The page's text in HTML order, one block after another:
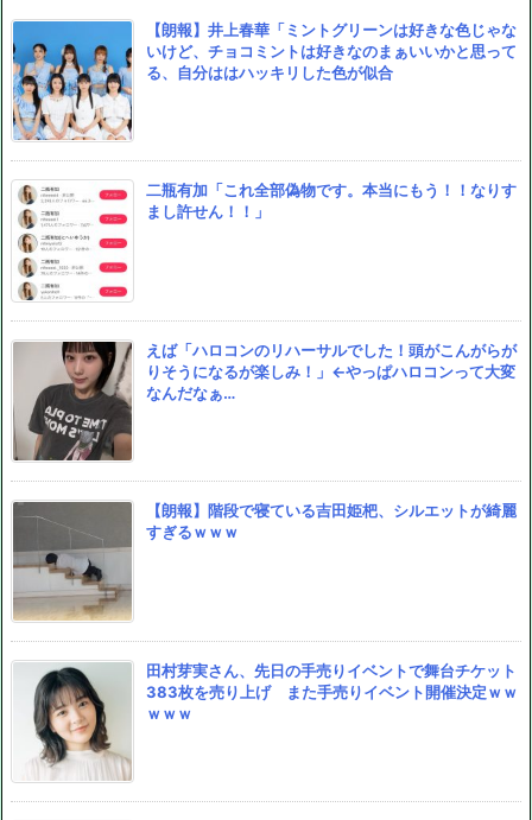
【朗報】井上春華「ミントグリーンは好きな色じゃな
いけど、チョコミントは好きなのまぁいいかと思って
る、自分ははハッキリした色が似合
二瓶有加「これ全部偽物です。本当にもう！！なりす
まし許せん！！」
えば「ハロコンのリハーサルでした！頭がこんがらが
りそうになるが楽しみ！」←やっぱハロコンって大変
なんだなぁ…
【朗報】階段で寝ている吉田姫杷、シルエットが綺麗
すぎるｗｗｗ
田村芽実さん、先日の手売りイベントで舞台チケット
383枚を売り上げ また手売りイベント開催決定ｗｗ
ｗｗｗ